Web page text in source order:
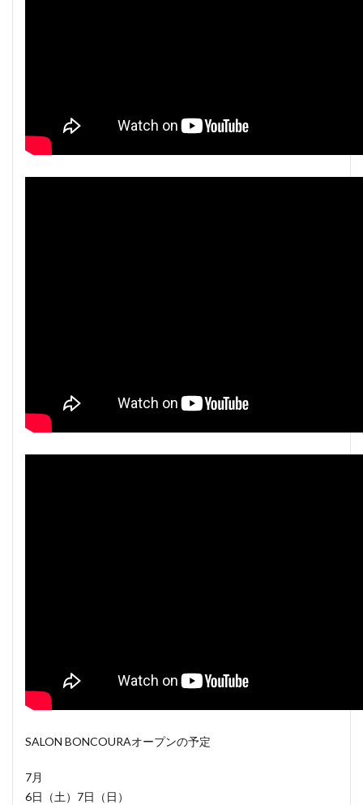
SALON BONCOURAオープンの予定
7月
6日（土）7日（日）